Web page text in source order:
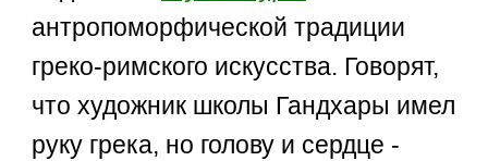
антропоморфической традиции
греко-римского искусства. Говорят,
что художник школы Гандхары имел
руку грека, но голову и сердце -